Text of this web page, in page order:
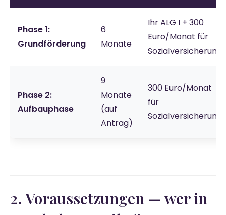
Phase 1:
Grundförderung
6
Monate
Ihr ALG I + 300
Euro/Monat für
Sozialversicherung
Phase 2:
Aufbauphase
9
Monate
(auf
Antrag)
300 Euro/Monat
für
Sozialversicherung
2. Voraussetzungen — wer in